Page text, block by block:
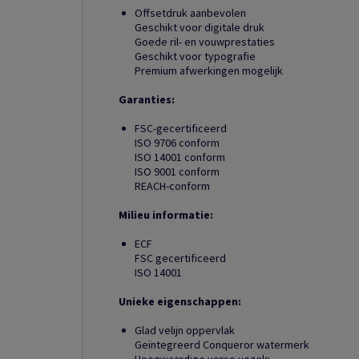
Offsetdruk aanbevolen
Geschikt voor digitale druk
Goede ril- en vouwprestaties
Geschikt voor typografie
Premium afwerkingen mogelijk
Garanties:
FSC-gecertificeerd
ISO 9706 conform
ISO 14001 conform
ISO 9001 conform
REACH-conform
Milieu informatie:
ECF
FSC gecertificeerd
ISO 14001
Unieke eigenschappen:
Glad velijn oppervlak
Geïntegreerd Conqueror watermerk